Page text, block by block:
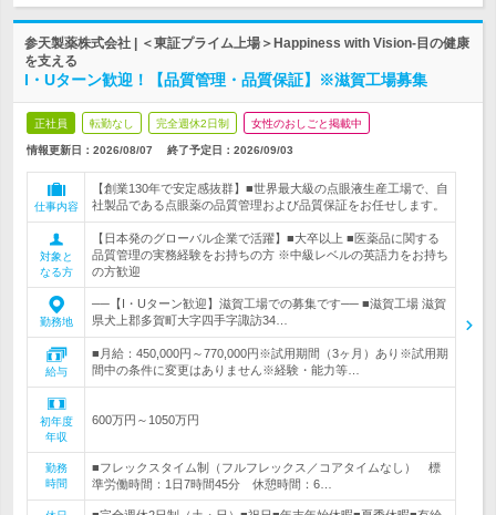
参天製薬株式会社 | ＜東証プライム上場＞Happiness with Vision-目の健康
を支える
I・Uターン歓迎！【品質管理・品質保証】※滋賀工場募集
正社員 転勤なし 完全週休2日制 女性のおしごと掲載中
情報更新日：2026/08/07 終了予定日： 2026/09/03
仕事内容
【創業130年で安定感抜群】■世界最大級の点眼液生産工場で、自
社製品である点眼薬の品質管理および品質保証をお任せします。
対象と
なる方
【日本発のグローバル企業で活躍】■大卒以上 ■医薬品に関する
品質管理の実務経験をお持ちの方 ※中級レベルの英語力をお持ち
の方歓迎
勤務地
──【I・Uターン歓迎】滋賀工場での募集です── ■滋賀工場 滋賀
県犬上郡多賀町大字四手字諏訪34…
給与
■月給：450,000円～770,000円※試用期間（3ヶ月）あり※試用期
間中の条件に変更はありません※経験・能力等…
初年度
年収
600万円～1050万円
勤務
時間
■フレックスタイム制（フルフレックス／コアタイムなし） 標
準労働時間：1日7時間45分 休憩時間：6…